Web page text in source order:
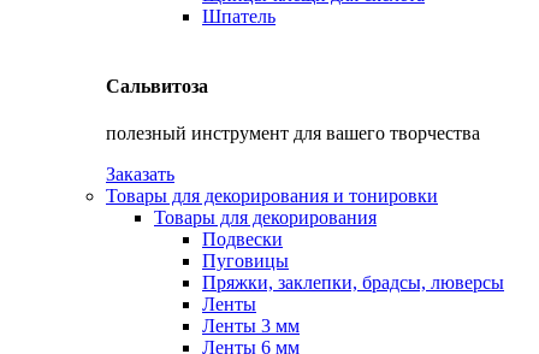
Шпатель
Сальвитоза
полезный инструмент для вашего творчества
Заказать
Товары для декорирования и тонировки
Товары для декорирования
Подвески
Пуговицы
Пряжки, заклепки, брадсы, люверсы
Ленты
Ленты 3 мм
Ленты 6 мм